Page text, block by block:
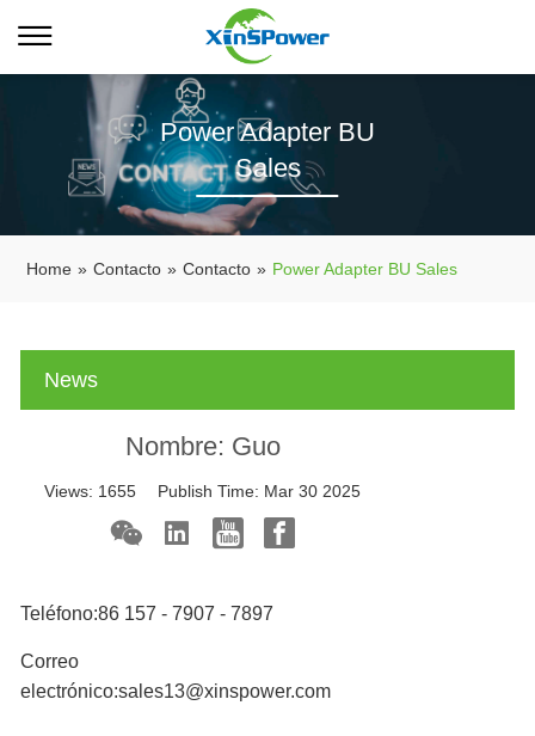
Power Adapter BU
Sales
Home » Contacto » Contacto » Power Adapter BU Sales
News
Nombre: Guo
Views: 1655 Publish Time: Mar 30 2025
Teléfono:86 157 - 7907 - 7897
Correo
electrónico:sales13@xinspower.com